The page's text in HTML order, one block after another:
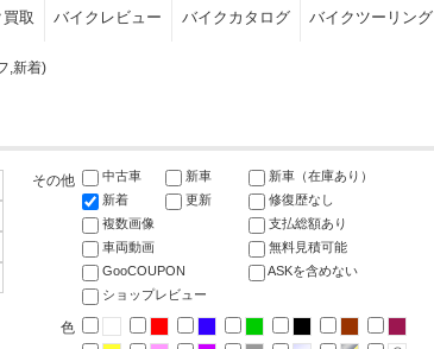
取 バイクレビュー バイクカタログ バイクツーリング
,新着)
その他 中古車 新車
新車（在庫あり）
新着
更新
修復歴なし
複数画像
支払総額あり
車両動画
無料見積可能
GooCOUPON
ASKを含めない
ショップレビュー
色